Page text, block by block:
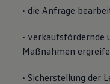
• die Anfrage
• verkaufsfördernde
Maßnahmen
• Sicherstellung der